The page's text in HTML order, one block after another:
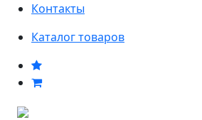
Контакты
Каталог товаров